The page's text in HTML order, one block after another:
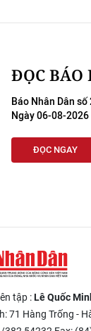
ĐỌC BÁO
Báo Nhân Dân số
Ngày 06-08-2026
ĐỌC NGAY
tập :Lê Quốc
71 Hàng Trống -